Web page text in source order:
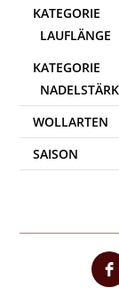
WOLLARTEN
SAISON